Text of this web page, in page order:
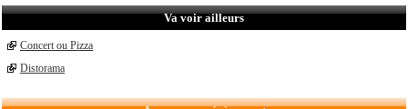
Va voir ailleurs
Concert ou Pizza
Distorama